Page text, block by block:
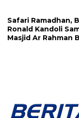
Sondakh
Safari Ramadhan,
Ronald Kandoli
Masjid Ar Rahman